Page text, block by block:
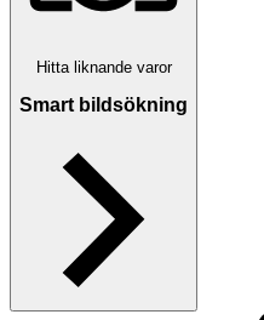
Hitta liknande varor
Smart bildsökning